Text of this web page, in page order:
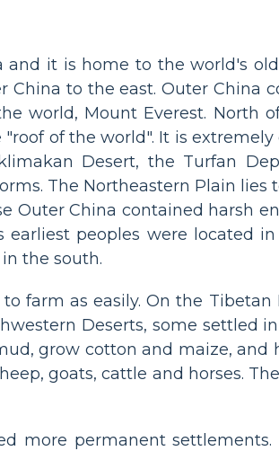
it is home to the world's
to the east. Outer China
world, Mount Everest. North
of the world". It is
Desert, the Turfan
The Northeastern Plain
Outer China contained harsh
earliest peoples were located
the south.
farm as easily. On the
Deserts, some settled
grow cotton and maize, and
goats, cattle and horses.
more permanent